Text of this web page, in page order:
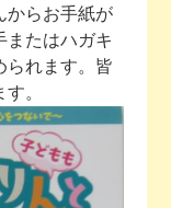
からお手紙が
またはハガキ
られます。皆
。